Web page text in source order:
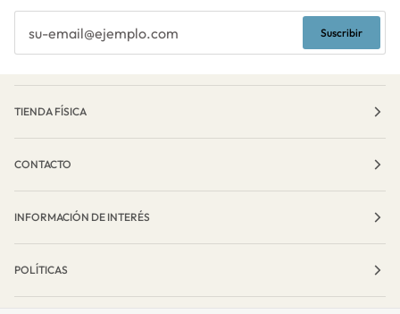
Suscribir
TIENDA FÍSICA
CONTACTO
INFORMACIÓN DE INTERÉS
POLÍTICAS